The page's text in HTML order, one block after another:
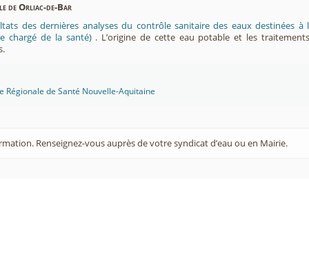
de Orliac-de-Bar
des dernières analyses du contrôle sanitaire des eaux destinées
chargé de la santé) . L’origine de cette eau potable et les
Régionale de Santé Nouvelle-Aquitaine
Renseignez-vous auprès de votre syndicat d’eau ou en Mairie.